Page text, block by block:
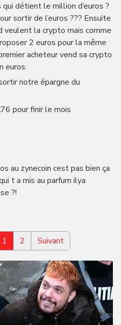
qui détient le million d’euros ?
sortir de l’euros ??? Ensuite
veulent la crypto mais comme
2 euros pour la même
acheteur vend sa crypto
euros.
notre épargne du
pour finir le mois
au zynecoin cest pas bien ça
t a mis au parfum ilya
?!
1 2 Suivant